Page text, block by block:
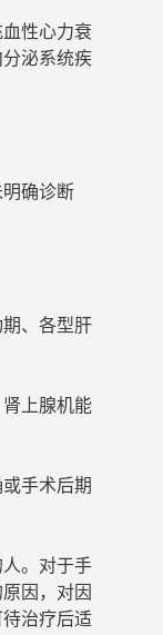
性心力衰
泌系统疾
确诊断
、各型肝
上腺机能
手术后期
。对于手
因，对因
治疗后适